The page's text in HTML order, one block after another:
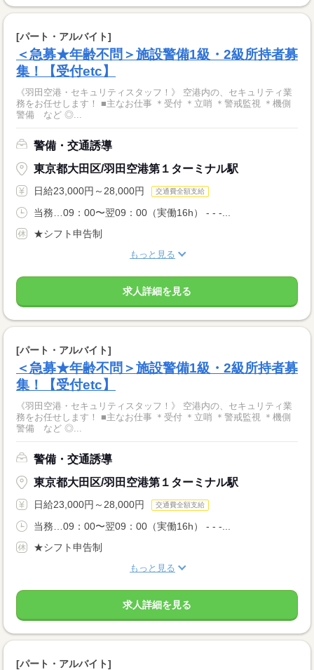
[パート・アルバイト]
＜急募★年齢不問＞施設警備1級・2級所持者募
集！【受付etc】
《羽田空港・セキュリティスタッフ！》 空港内の、セキュリティ業
務をお任せします！ ■主なお仕事 ＊受付 ＊立哨 ＊警戒監視 ＊機側
警備 など ◎...
警備・交通誘導
東京都大田区/羽田空港第１ターミナル駅
日給23,000円～28,000円 交通費全額支給
当務…09：00〜翌09：00（実働16h） - - -...
★シフト申告制
もっと見る
求人詳細を見る
[パート・アルバイト]
＜急募★年齢不問＞施設警備1級・2級所持者募
集！【受付etc】
《羽田空港・セキュリティスタッフ！》 空港内の、セキュリティ業
務をお任せします！ ■主なお仕事 ＊受付 ＊立哨 ＊警戒監視 ＊機側
警備 など ◎...
警備・交通誘導
東京都大田区/羽田空港第１ターミナル駅
日給23,000円～28,000円 交通費全額支給
当務…09：00〜翌09：00（実働16h） - - -...
★シフト申告制
もっと見る
求人詳細を見る
[パート・アルバイト]